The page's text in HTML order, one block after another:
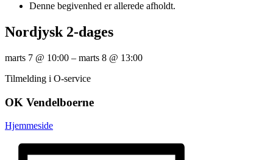
Denne begivenhed er allerede afholdt.
Nordjysk 2-dages
marts 7 @ 10:00 – marts 8 @ 13:00
Tilmelding i O-service
OK Vendelboerne
Hjemmeside